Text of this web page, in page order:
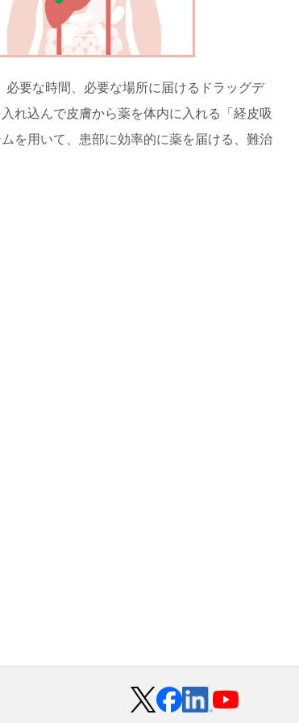
要な時間、必要な場所に届けるドラッグデ
れ込んで皮膚から薬を体内に入れる「経皮吸
を用いて、患部に効率的に薬を届ける、難治